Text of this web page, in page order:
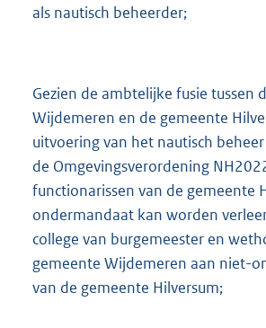
als nautisch beheerder;
Gezien de ambtelijke fusie tussen
Wijdemeren en de gemeente
uitvoering van het nautisch
de Omgevingsverordening
functionarissen van de gemeente
ondermandaat kan worden
college van burgemeester en
gemeente Wijdemeren aan niet-
van de gemeente Hilversum;